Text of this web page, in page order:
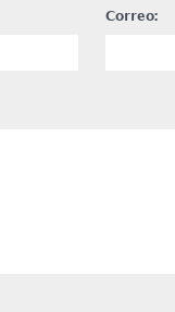
Correo: